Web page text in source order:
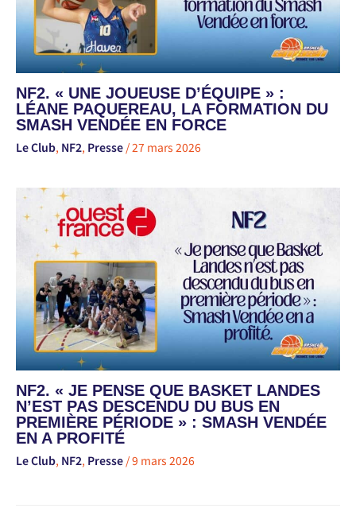
NF2. « UNE JOUEUSE D’ÉQUIPE » :
LÉANE PAQUEREAU, LA FORMATION DU
SMASH VENDÉE EN FORCE
Le Club, NF2, Presse /27 mars 2026
NF2. « JE PENSE QUE BASKET LANDES
N’EST PAS DESCENDU DU BUS EN
PREMIÈRE PÉRIODE » : SMASH VENDÉE
EN A PROFITÉ
Le Club, NF2, Presse /9 mars 2026